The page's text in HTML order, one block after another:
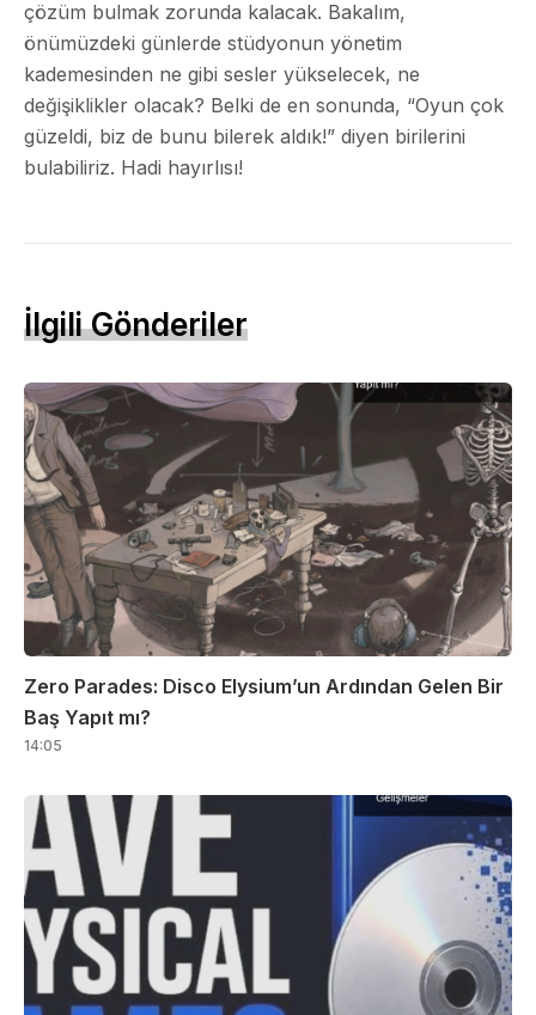
çözüm bulmak zorunda kalacak. Bakalım,
önümüzdeki günlerde stüdyonun yönetim
kademesinden ne gibi sesler yükselecek, ne
değişiklikler olacak? Belki de en sonunda, “Oyun çok
güzeldi, biz de bunu bilerek aldık!” diyen birilerini
bulabiliriz. Hadi hayırlısı!
İlgili Gönderiler
Zero Parades: Disco Elysium’un Ardından Gelen Bir
Baş Yapıt mı?
14:05